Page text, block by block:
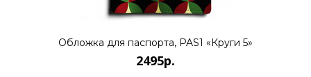
Обложка для паспорта, PAS1 «Круги 5»
2495р.